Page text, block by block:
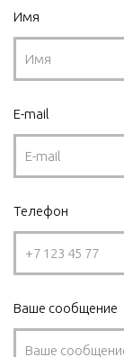
Имя
E-mail
Телефон
Ваше сообщение